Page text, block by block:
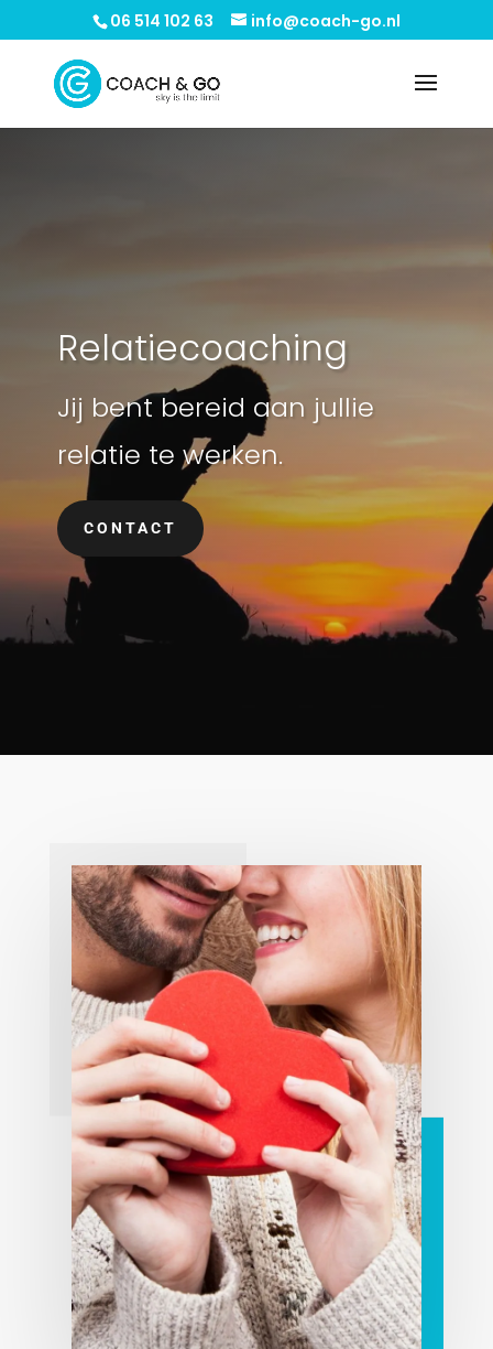
06 514 102 63 info@coach-go.nl
Relatiecoaching
Jij bent bereid aan jullie
relatie te werken.
CONTACT